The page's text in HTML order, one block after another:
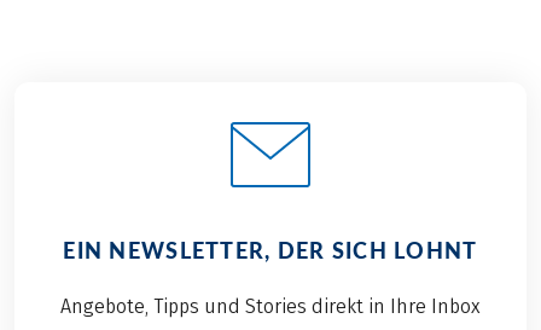
EIN NEWSLETTER, DER SICH LOHNT
Angebote, Tipps und Stories direkt in Ihre Inbox